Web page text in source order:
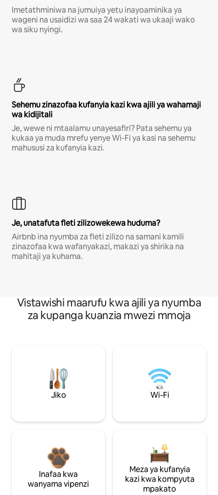
Imetathminiwa na jumuiya yetu inayoaminika ya
wageni na usaidizi wa saa 24 wakati wa ukaaji wako
wa siku nyingi.
Sehemu zinazofaa kufanyia kazi kwa ajili ya wahamaji
wa kidijitali
Je, wewe ni mtaalamu unayesafiri? Pata sehemu ya
kukaa ya muda mrefu yenye Wi-Fi ya kasi na sehemu
mahususi za kufanyia kazi.
Je, unatafuta fleti zilizowekewa huduma?
Airbnb ina nyumba za fleti zilizo na samani kamili
zinazofaa kwa wafanyakazi, makazi ya shirika na
mahitaji ya kuhama.
Vistawishi maarufu kwa ajili ya nyumba
za kupanga kuanzia mwezi mmoja
Jiko Wi-Fi
Inafaa kwa
wanyama vipenzi
Meza ya kufanyia
kazi kwa kompyuta
mpakato